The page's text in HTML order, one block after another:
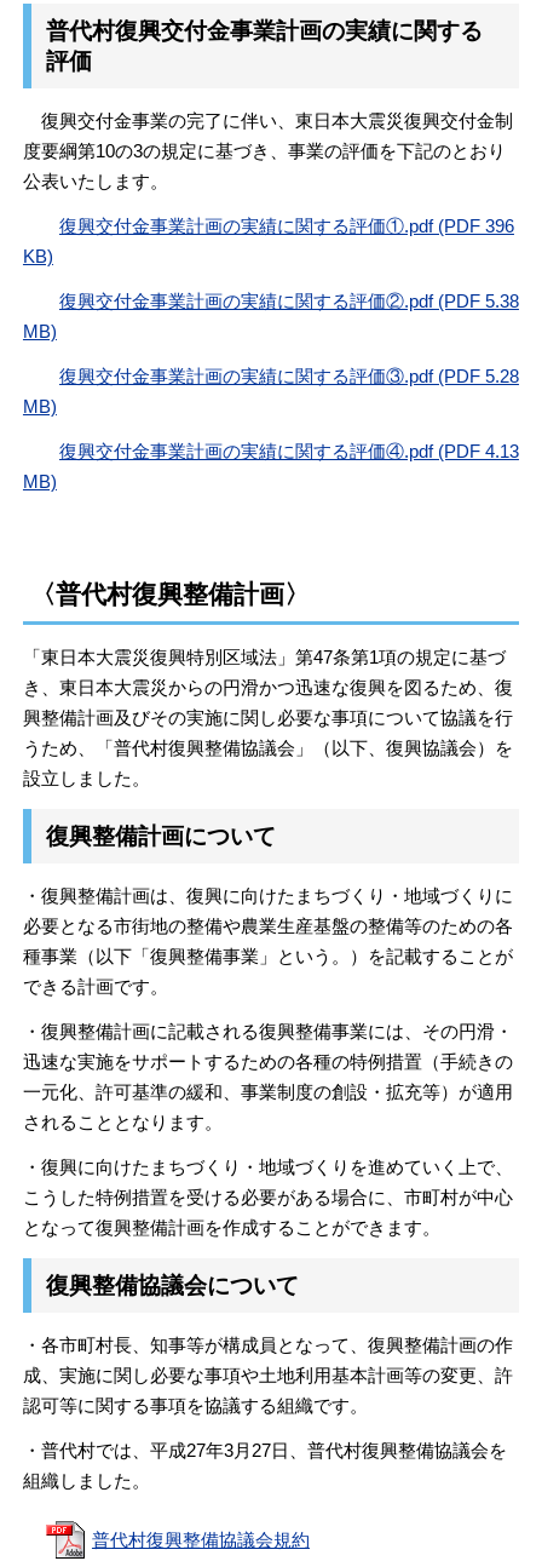
普代村復興交付金事業計画の実績に関する
評価
復興交付金事業の完了に伴い、東日本大震災復興交付金制
度要綱第10の3の規定に基づき、事業の評価を下記のとおり
公表いたします。
復興交付金事業計画の実績に関する評価①.pdf (PDF 396
KB)
復興交付金事業計画の実績に関する評価②.pdf (PDF 5.38
MB)
復興交付金事業計画の実績に関する評価③.pdf (PDF 5.28
MB)
復興交付金事業計画の実績に関する評価④.pdf (PDF 4.13
MB)
〈普代村復興整備計画〉
「東日本大震災復興特別区域法」第47条第1項の規定に基づ
き、東日本大震災からの円滑かつ迅速な復興を図るため、復
興整備計画及びその実施に関し必要な事項について協議を行
うため、「普代村復興整備協議会」（以下、復興協議会）を
設立しました。
復興整備計画について
・復興整備計画は、復興に向けたまちづくり・地域づくりに
必要となる市街地の整備や農業生産基盤の整備等のための各
種事業（以下「復興整備事業」という。）を記載することが
できる計画です。
・復興整備計画に記載される復興整備事業には、その円滑・
迅速な実施をサポートするための各種の特例措置（手続きの
一元化、許可基準の緩和、事業制度の創設・拡充等）が適用
されることとなります。
・復興に向けたまちづくり・地域づくりを進めていく上で、
こうした特例措置を受ける必要がある場合に、市町村が中心
となって復興整備計画を作成することができます。
復興整備協議会について
・各市町村長、知事等が構成員となって、復興整備計画の作
成、実施に関し必要な事項や土地利用基本計画等の変更、許
認可等に関する事項を協議する組織です。
・普代村では、平成27年3月27日、普代村復興整備協議会を
組織しました。
普代村復興整備協議会規約